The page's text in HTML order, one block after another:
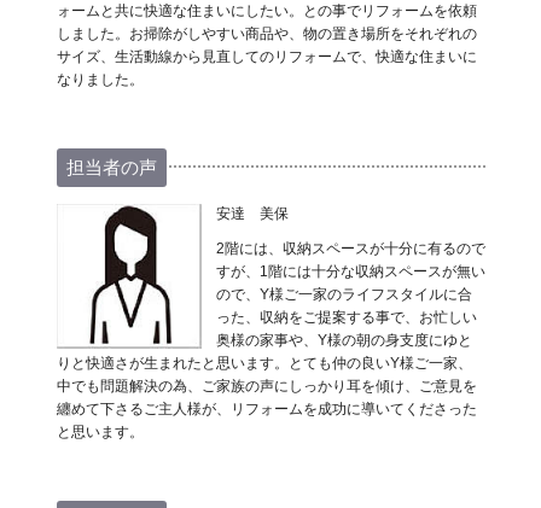
ォームと共に快適な住まいにしたい。との事でリフォームを依頼
しました。お掃除がしやすい商品や、物の置き場所をそれぞれの
サイズ、生活動線から見直してのリフォームで、快適な住まいに
なりました。
担当者の声
安達 美保
2階には、収納スペースが十分に有るので
すが、1階には十分な収納スペースが無い
ので、Y様ご一家のライフスタイルに合
った、収納をご提案する事で、お忙しい
奥様の家事や、Y様の朝の身支度にゆと
りと快適さが生まれたと思います。とても仲の良いY様ご一家、
中でも問題解決の為、ご家族の声にしっかり耳を傾け、ご意見を
纏めて下さるご主人様が、リフォームを成功に導いてくださった
と思います。